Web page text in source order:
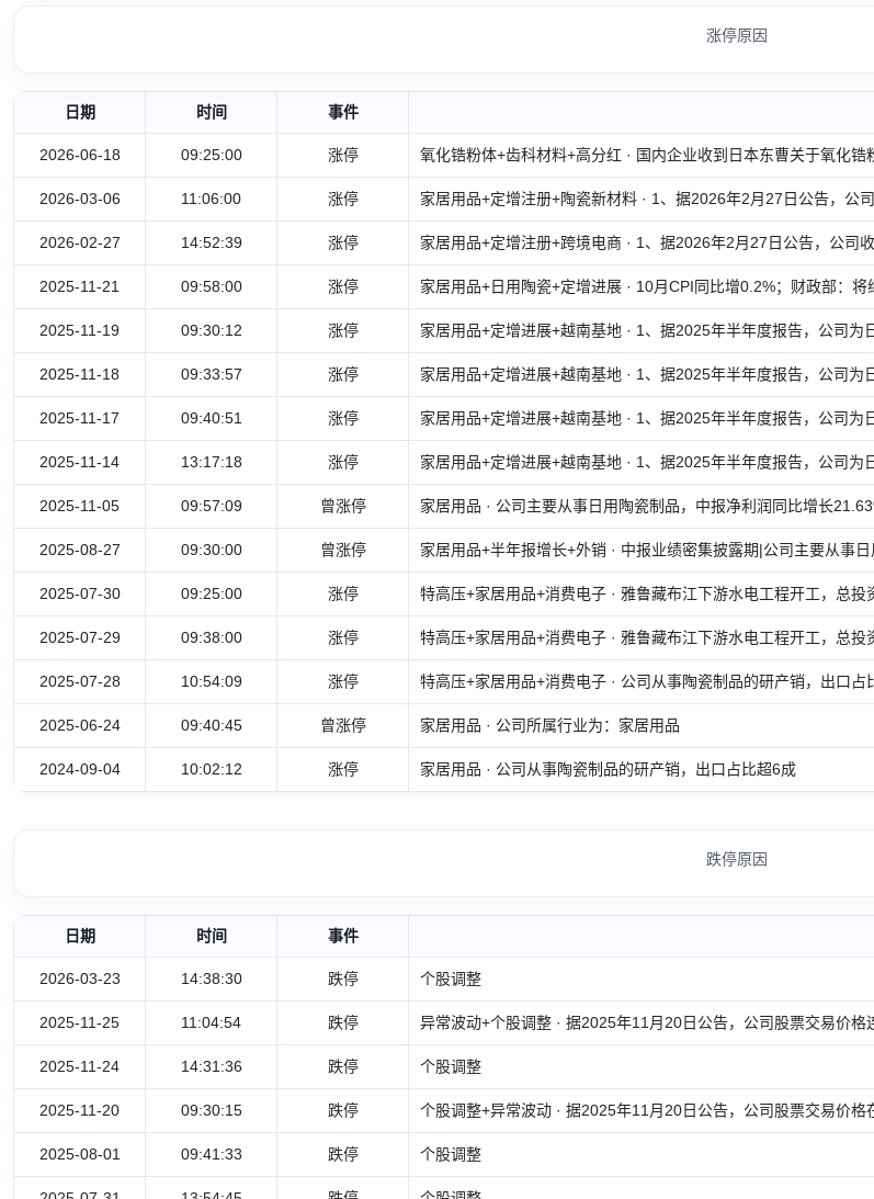
涨停原因
日期 时间 事件
2026-06-18 09:25:00 涨停 氧化锆粉体+齿科材料+高分红 · 国内企业收到日本东曹关于氧化
2026-03-06 11:06:00 涨停 家居用品+定增注册+陶瓷新材料 · 1、据2026年2月27日公告，公
2026-02-27 14:52:39 涨停 家居用品+定增注册+跨境电商 · 1、据2026年2月27日公告，公司
2025-11-21 09:58:00 涨停 家居用品+日用陶瓷+定增进展 · 10月CPI同比增0.2%；财政部：
2025-11-19 09:30:12 涨停 家居用品+定增进展+越南基地 · 1、据2025年半年度报告，公司为
2025-11-18 09:33:57 涨停 家居用品+定增进展+越南基地 · 1、据2025年半年度报告，公司为
2025-11-17 09:40:51 涨停 家居用品+定增进展+越南基地 · 1、据2025年半年度报告，公司为
2025-11-14 13:17:18 涨停 家居用品+定增进展+越南基地 · 1、据2025年半年度报告，公司为
2025-11-05 09:57:09 曾涨停 家居用品 · 公司主要从事日用陶瓷制品，中报净利润同比增长
2025-08-27 09:30:00 曾涨停 家居用品+半年报增长+外销 · 中报业绩密集披露期|公司主要从事
2025-07-30 09:25:00 涨停 特高压+家居用品+消费电子 · 雅鲁藏布江下游水电工程开工，总
2025-07-29 09:38:00 涨停 特高压+家居用品+消费电子 · 雅鲁藏布江下游水电工程开工，总
2025-07-28 10:54:09 涨停 特高压+家居用品+消费电子 · 公司从事陶瓷制品的研产销，出口占
2025-06-24 09:40:45 曾涨停 家居用品 · 公司所属行业为：家居用品
2024-09-04 10:02:12 涨停 家居用品 · 公司从事陶瓷制品的研产销，出口占比超6成
跌停原因
日期 时间 事件
2026-03-23 14:38:30 跌停 个股调整
2025-11-25 11:04:54 跌停 异常波动+个股调整 · 据2025年11月20日公告，公司股票交易价
2025-11-24 14:31:36 跌停 个股调整
2025-11-20 09:30:15 跌停 个股调整+异常波动 · 据2025年11月20日公告，公司股票交易价
2025-08-01 09:41:33 跌停 个股调整